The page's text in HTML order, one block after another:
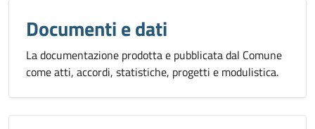
Documenti e dati
La documentazione prodotta e pubblicata dal Comune
come atti, accordi, statistiche, progetti e modulistica.